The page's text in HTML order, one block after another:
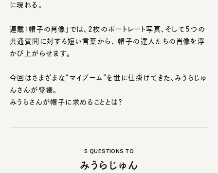
に現れる。
連載「帽子の肖像」では、2枚のポートレート写真、そして5つの
共通質問に対する短い言葉から、 帽子の達人たちの肖像を浮
かび上がらせます。
今回はさまざまな“マイブーム”を世に仕掛けてきた、みうらじゅ
んさんが登場。
みうらさんが帽子に求めることとは？
5 QUESTIONS TO
みうらじゅん